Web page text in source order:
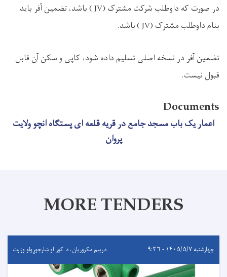
در صورت که داوطلب شرکت مشترک ( JV)باشد، تضمین آفر باید
بنام داوطلب مشترک ( JV)باشد.
تضمین آفر در نسخه اصلی تسلیم داده شود، کاپی و سکن آن قابل
قبول نیست.
Documents
اعمار یک باب مسجد جامع در قریه قلعه ای پستگاه انچو ولایت
پروان
MORE TENDERS
چهارشنبه ۱۴۰۵/۵/۷ - ۹:۳۶ درېيم مکروریان، د کور او ښارجوړولو وزارت